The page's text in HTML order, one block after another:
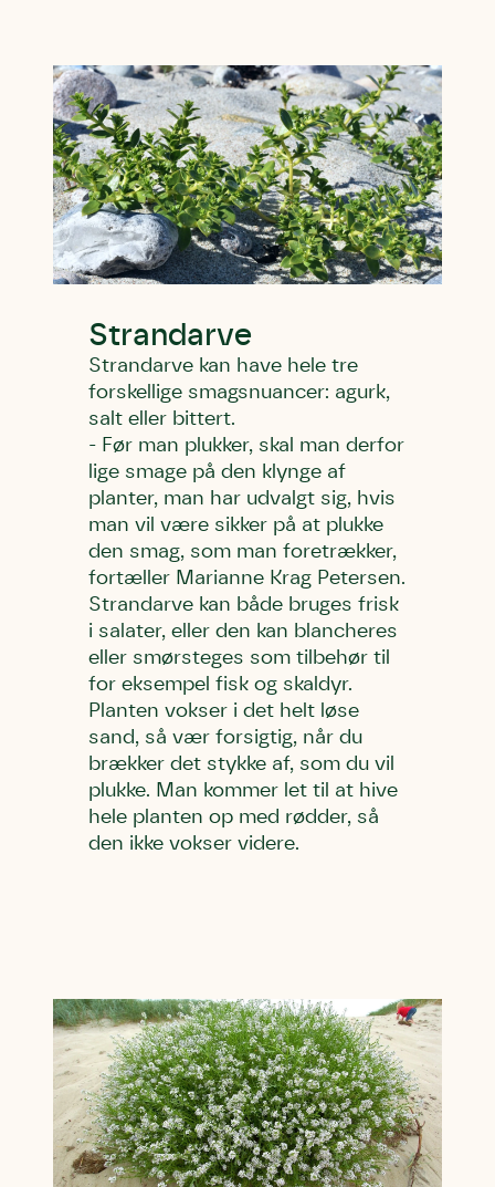
Strandarve
Strandarve kan have hele tre
forskellige smagsnuancer: agurk,
salt eller bittert.
- Før man plukker, skal man derfor
lige smage på den klynge af
planter, man har udvalgt sig, hvis
man vil være sikker på at plukke
den smag, som man foretrækker,
fortæller Marianne Krag Petersen.
Strandarve kan både bruges frisk
i salater, eller den kan blancheres
eller smørsteges som tilbehør til
for eksempel fisk og skaldyr.
Planten vokser i det helt løse
sand, så vær forsigtig, når du
brækker det stykke af, som du vil
plukke. Man kommer let til at hive
hele planten op med rødder, så
den ikke vokser videre.